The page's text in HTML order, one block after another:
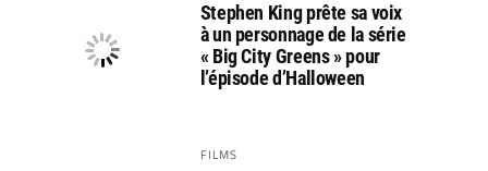
Stephen King prête sa voix
à un personnage de la série
« Big City Greens » pour
l’épisode d’Halloween
FILMS